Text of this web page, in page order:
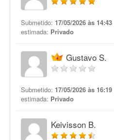
Submetido: 17/05/2026 às 14:43
estimada: Privado
Gustavo S.
Submetido: 17/05/2026 às 16:19
estimada: Privado
Keivisson B.